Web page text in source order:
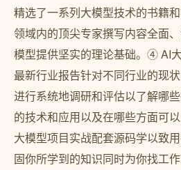
精选了一系列大模型技术的书籍
领域内的顶尖专家撰写内容全面
模型提供坚实的理论基础。④ AI
最新行业报告针对不同行业的现
进行系统地调研和评估以了解哪
的技术和应用以及在哪些方面可
大模型项目实战配套源码学以致
固你所学到的知识同时为你找工